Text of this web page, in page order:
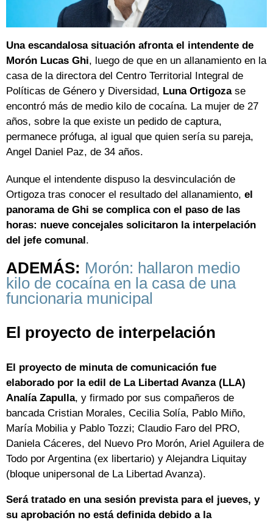
Una escandalosa situación afronta el intendente de
Morón Lucas Ghi, luego de que en un allanamiento en la
casa de la directora del Centro Territorial Integral de
Políticas de Género y Diversidad, Luna Ortigozase
encontró más de medio kilo de cocaína. La mujer de 27
años, sobre la que existe un pedido de captura,
permanece prófuga, al igual que quien sería su pareja,
Angel Daniel Paz, de 34 años.
Aunque el intendente dispuso la desvinculación de
Ortigoza tras conocer el resultado del allanamiento, el
panorama de Ghi se complica con el paso de las
horas: nueve concejales solicitaron la interpelación
del jefe comunal.
ADEMÁS: Morón: hallaron medio
kilo de cocaína en la casa de una
funcionaria municipal
El proyecto de interpelación
El proyecto de minuta de comunicación fue
elaborado por la edil de La Libertad Avanza (LLA)
Analía Zapulla, y firmado por sus compañeros de
bancada Cristian Morales, Cecilia Solía, Pablo Miño,
María Mobilia y Pablo Tozzi; Claudio Faro del PRO,
Daniela Cáceres, del Nuevo Pro Morón, Ariel Aguilera de
Todo por Argentina (ex libertario) y Alejandra Liquitay
(bloque unipersonal de La Libertad Avanza).
Será tratado en una sesión prevista para el jueves, y
su aprobación no está definida debido a la